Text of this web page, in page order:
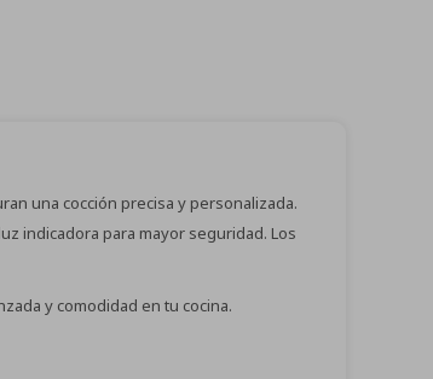
una cocción precisa y personalizada.
indicadora para mayor seguridad. Los
y comodidad en tu cocina.